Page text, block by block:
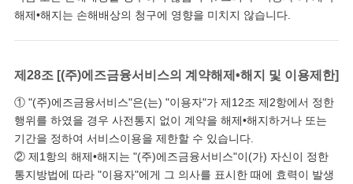
해제•해지는 손해배상의 청구에 영향을 미치지 않습니다.
제28조 [(주)에즈금융서비스의 계약해제•해지 및 이용제한]
① "(주)에즈금융서비스"은(는) "이용자"가 제12조 제2항에서 정한
행위를 하였을 경우 사전통지 없이 계약을 해제•해지하거나 또는
기간을 정하여 서비스이용을 제한할 수 있습니다.
② 제1항의 해제•해지는 "(주)에즈금융서비스"이(가) 자신이 정한
통지방법에 따라 "이용자"에게 그 의사를 표시한 때에 효력이 발생